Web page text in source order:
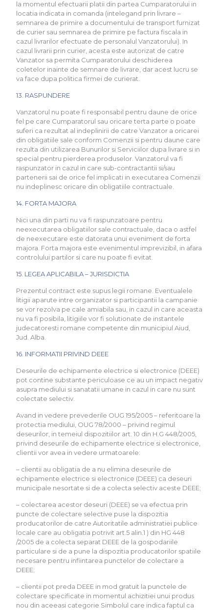
la momentul efectuarii platii din partea Cumparatorului in
locatia indicata in comanda (intelegand prin livrare –
semnarea de primire a documentului de transport furnizat
de curier sau semnarea de primire pe factura fiscala in
cazul livrarilor efectuate de personalul Vanzatorului). In
cazul livrarii prin curier, acesta este autorizat de catre
Vanzator sa permita Cumparatorului deschiderea
coletelor inainte de semnare de livrare, dar acest lucru se
va face dupa politica firmei de curierat.
13. RASPUNDERE
Vanzatorul nu poate fi responsabil pentru daune de orice
fel pe care Cumparatorul sau oricare terta parte o poate
suferi ca rezultat al indeplinirii de catre Vanzator a oricarei
din obligatiile sale conform Comenzii si pentru daune care
rezulta din utilizarea Bunurilor si Serviciilor dupa livrare si in
special pentru pierderea produselor. Vanzatorul va fi
raspunzator in cazul in care sub-contractantii si/sau
partenerii sai de orice fel implicati in executarea Comenzii
nu indeplinesc oricare din obligatiile contractuale.
14. FORTA MAJORA
Nici una din parti nu va fi raspunzatoare pentru
neexecutarea obligatiilor sale contractuale, daca o astfel
de neexecutare este datorata unui eveniment de forta
majora. Forta majora este evenimentul imprevizibil, in afara
controlului partilor si care nu poate fi evitat.
15. LEGEA APLICABILA – JURISDICTIA
Prezentul contract este supus legii romane. Eventualele
litigii aparute intre organizator si participantii la campanie
se vor rezolva pe cale amiabila sau, in cazul in care aceasta
nu va fi posibila, litigiile vor fi solutionate de instantele
judecatoresti romane competente din municipiul Aiud,
Jud. Alba.
16. INFORMATII PRIVIND DEEE
Deseurile de echipamente electrice si electronice (DEEE)
pot contine substante periculoase ce au un impact negativ
asupra mediului si sanatatii umane in cazul in care nu sunt
colectate selectiv.
Avand in vedere prevederile OUG 195/2005 – referitoare la
protectia mediului, OUG 78/2000 – privind regimul
deseurilor, in temeiul dispozitiilor art. 10 din H.G 448/2005,
privind deseurile de echipamente electrice si electronice,
clientii vor avea in vedere urmatoarele:
– clientii au obligatia de a nu elimina deseurile de
echipamente electrice si electronice (DEEE) ca deseuri
municipale nesortate si de a colecta selectiv aceste DEEE;
– colectarea acestor deseuri (DEEE) se va efectua prin
puncte de colectare selective puse la dispozitia
producatorilor de catre Autoritatile administratiei publice
locale care au obligatia potrivit art.5 alin.1 ) din HG 448
/2005 de a colecta separat DEEE de la gospodariile
particulare si de a pune la dispozitia producatorilor spatiile
necesare pentru infiintarea punctelor de colectare a
DEEE;
– clientii pot preda DEEE in mod gratuit la punctele de
colectare specificate in momentul achizitiei unui produs
nou din aceeasi categorie Simbolul care indica faptul ca